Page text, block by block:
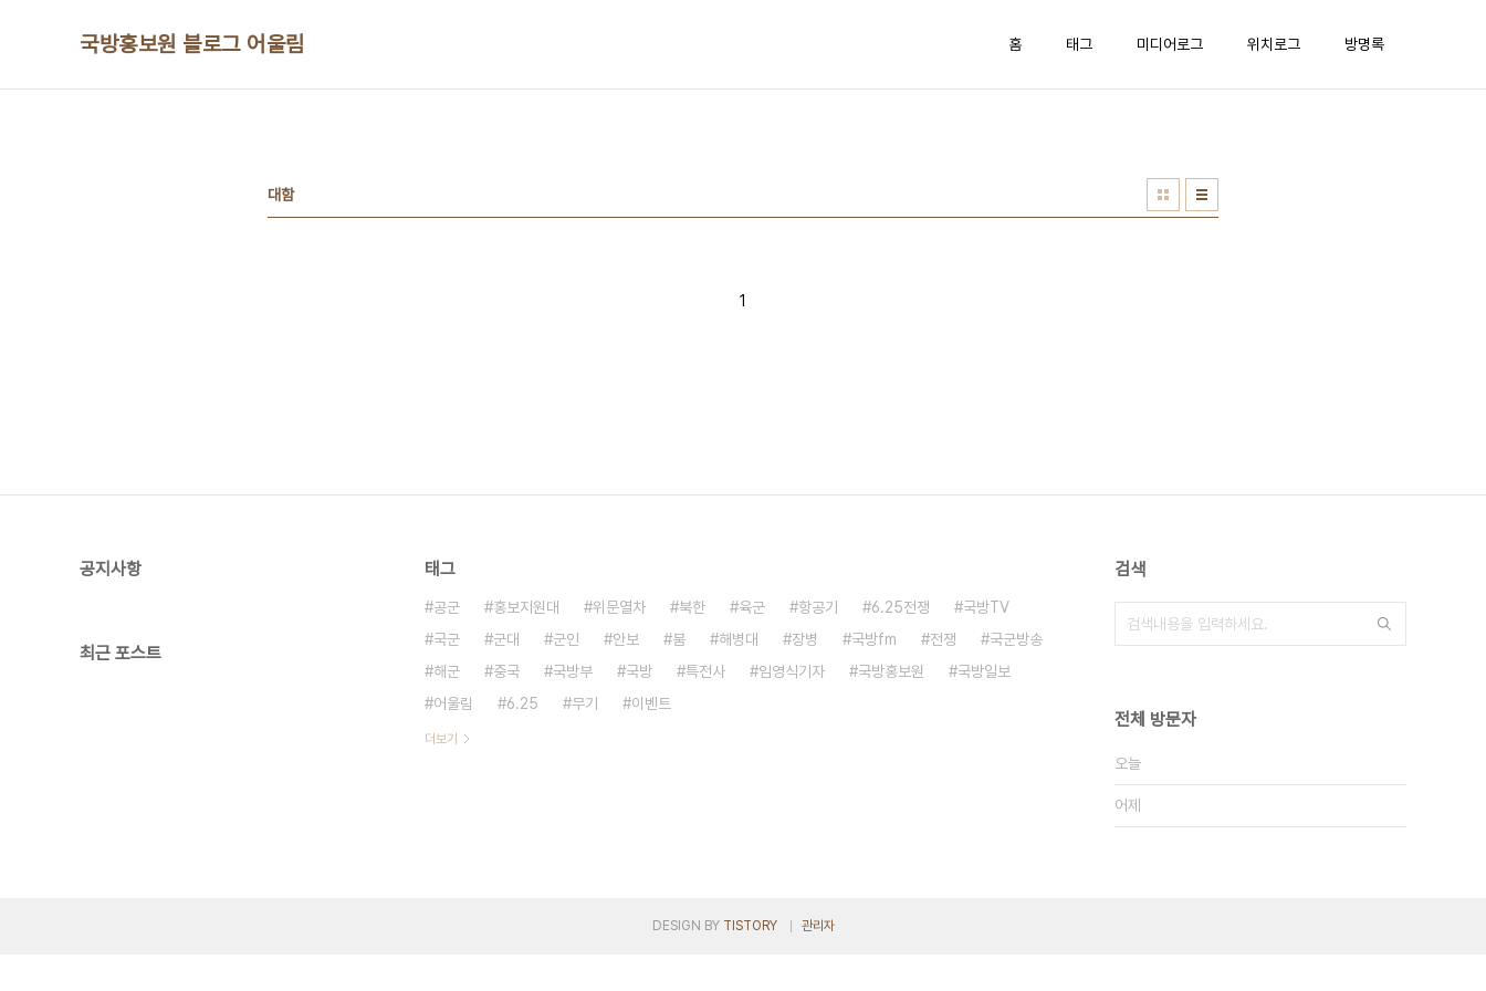
국방홍보원 블로그 어울림 홈 태그 미디어로그 위치로그 방명록
대함
1
공지사항
최근 포스트
태그
공군 홍보지원대 위문열차 북한 육군 항공기 6.25전쟁
국방TV
국군
군대 군인 안보 붐 해병대 장병 국방fm 전쟁
국군방송
해군
중국 국방부 국방 특전사 임영식기자 국방홍보원
국방일보
어울림
6.25 무기 이벤트
더보기
검색
전체 방문자
오늘
어제
DESIGN BY TISTORY 관리자